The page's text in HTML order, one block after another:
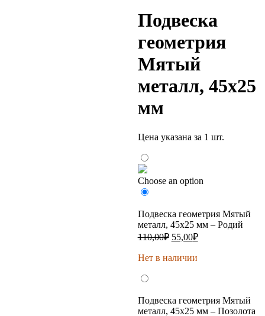
Подвеска
геометрия
Мятый
металл, 45х25
мм
Цена указана за 1 шт.
Choose an option
Подвеска геометрия Мятый
металл, 45х25 мм – Родий
110,00₽ Первоначальная
составляла
55,00₽Текущая
Нет в наличии
Подвеска геометрия Мятый
металл, 45х25 мм – Позолота